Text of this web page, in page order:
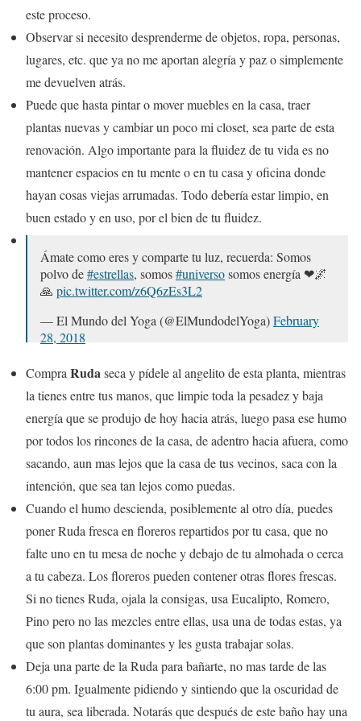
este proceso.
Observar si necesito desprenderme de objetos, ropa, personas,
lugares, etc. que ya no me aportan alegría y paz o simplemente
me devuelven atrás.
Puede que hasta pintar o mover muebles en la casa, traer
plantas nuevas y cambiar un poco mi closet, sea parte de esta
renovación. Algo importante para la fluidez de tu vida es no
mantener espacios en tu mente o en tu casa y oficina donde
hayan cosas viejas arrumadas. Todo debería estar limpio, en
buen estado y en uso, por el bien de tu fluidez.
Ámate como eres y comparte tu luz, recuerda: Somos
polvo de#estrellas, somos#universosomos energía ❤🌌
🙏 pic.twitter.com/z6Q6zEs3L2
— El Mundo del Yoga (@ElMundodelYoga)February
28, 2018
Compra Rudaseca y pídele al angelito de esta planta, mientras
la tienes entre tus manos, que limpie toda la pesadez y baja
energía que se produjo de hoy hacia atrás, luego pasa ese humo
por todos los rincones de la casa, de adentro hacia afuera, como
sacando, aun mas lejos que la casa de tus vecinos, saca con la
intención, que sea tan lejos como puedas.
Cuando el humo descienda, posiblemente al otro día, puedes
poner Ruda fresca en floreros repartidos por tu casa, que no
falte uno en tu mesa de noche y debajo de tu almohada o cerca
a tu cabeza. Los floreros pueden contener otras flores frescas.
Si no tienes Ruda, ojala la consigas, usa Eucalipto, Romero,
Pino pero no las mezcles entre ellas, usa una de todas estas, ya
que son plantas dominantes y les gusta trabajar solas.
Deja una parte de la Ruda para bañarte, no mas tarde de las
6:00 pm. Igualmente pidiendo y sintiendo que la oscuridad de
tu aura, sea liberada. Notarás que después de este baño hay una